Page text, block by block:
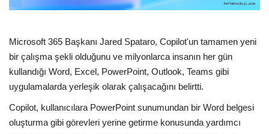
Teknoloji
Yazılım Dilleri
Makaleler
Microsoft 365 Başkanı Jared Spataro, Copilot'un tamamen yeni
bir çalışma şekli olduğunu ve milyonlarca insanın her gün
kullandığı Word, Excel, PowerPoint, Outlook, Teams gibi
uygulamalarda yerleşik olarak çalışacağını belirtti.
Copilot, kullanıcılara PowerPoint sunumundan bir Word belgesi
oluşturma gibi görevleri yerine getirme konusunda yardımcı